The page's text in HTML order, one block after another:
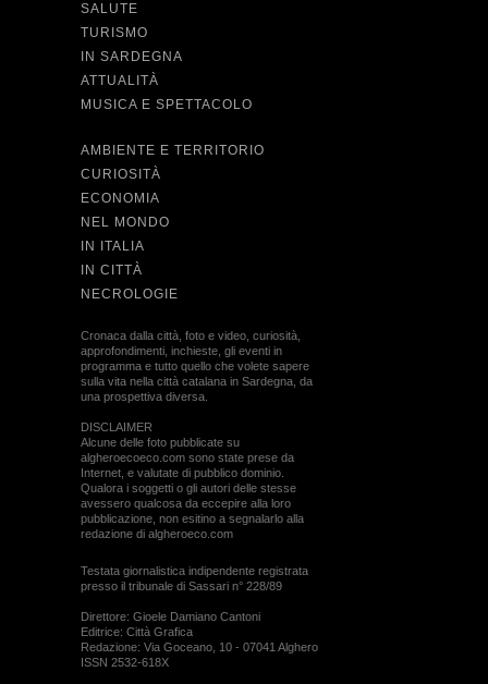
SALUTE
TURISMO
IN SARDEGNA
ATTUALITÀ
MUSICA E SPETTACOLO
AMBIENTE E TERRITORIO
CURIOSITÀ
ECONOMIA
NEL MONDO
IN ITALIA
IN CITTÀ
NECROLOGIE
Cronaca dalla città, foto e video, curiosità,
approfondimenti, inchieste, gli eventi in
programma e tutto quello che volete sapere
sulla vita nella città catalana in Sardegna, da
una prospettiva diversa.
DISCLAIMER
Alcune delle foto pubblicate su
algheroecoeco.com sono state prese da
Internet, e valutate di pubblico dominio.
Qualora i soggetti o gli autori delle stesse
avessero qualcosa da eccepire alla loro
pubblicazione, non esitino a segnalarlo alla
redazione di algheroeco.com
Testata giornalistica indipendente registrata
presso il tribunale di Sassari n° 228/89
Direttore: Gioele Damiano Cantoni
Editrice: Città Grafica
Redazione: Via Goceano, 10 - 07041 Alghero
ISSN 2532-618X